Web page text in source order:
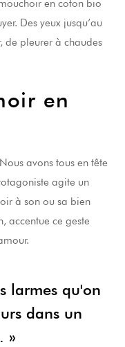
en coton bio
Des yeux jusqu’au
de pleurer à chaudes
en
avons tous en tête
agite un
à son ou sa bien
accentue ce geste
larmes qu'on
dans un
»